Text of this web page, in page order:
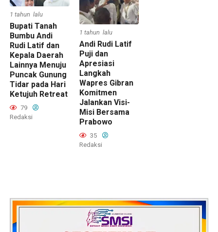
1 tahun lalu
Bupati Tanah
Bumbu Andi
Rudi Latif dan
Kepala Daerah
Lainnya Menuju
Puncak Gunung
Tidar pada Hari
Ketujuh Retreat
79
Redaksi
1 tahun lalu
Andi Rudi Latif
Puji dan
Apresiasi
Langkah
Wapres Gibran
Komitmen
Jalankan Visi-
Misi Bersama
Prabowo
35
Redaksi